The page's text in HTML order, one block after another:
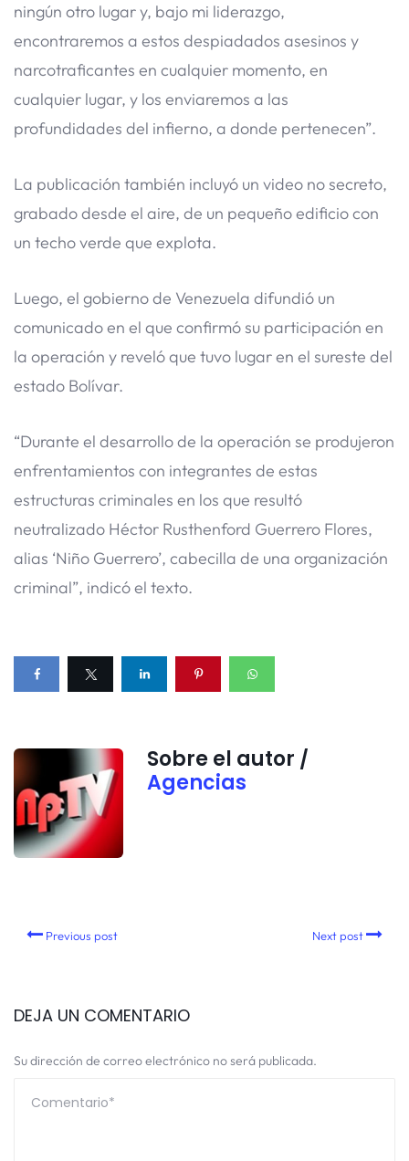
ningún otro lugar y, bajo mi liderazgo,
encontraremos a estos despiadados asesinos y
narcotraficantes en cualquier momento, en
cualquier lugar, y los enviaremos a las
profundidades del infierno, a donde pertenecen”.
La publicación también incluyó un video no secreto,
grabado desde el aire, de un pequeño edificio con
un techo verde que explota.
Luego, el gobierno de Venezuela difundió un
comunicado en el que confirmó su participación en
la operación y reveló que tuvo lugar en el sureste del
estado Bolívar.
“Durante el desarrollo de la operación se produjeron
enfrentamientos con integrantes de estas
estructuras criminales en los que resultó
neutralizado Héctor Rusthenford Guerrero Flores,
alias ‘Niño Guerrero’, cabecilla de una organización
criminal”, indicó el texto.
Sobre el autor /
Agencias
Previous post Next post
DEJA UN COMENTARIO
Su dirección de correo electrónico no será publicada.